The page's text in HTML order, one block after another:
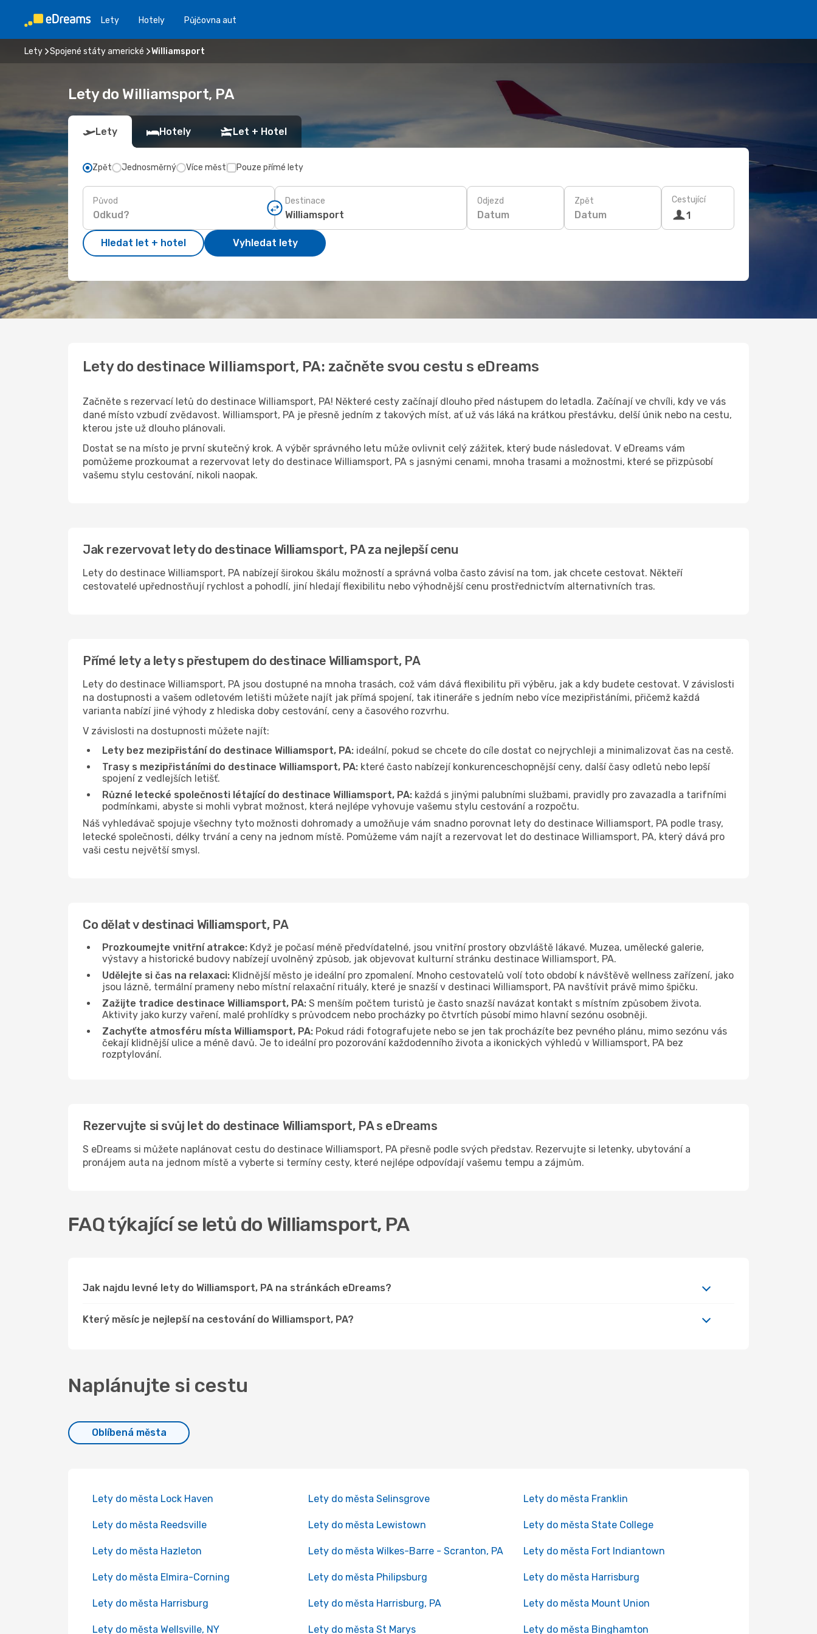
Lety Hotely Půjčovna aut
Lety Spojené státy americké Williamsport
Lety do Williamsport, PA
Lety Hotely Let + Hotel
Zpět Jednosměrný Více měst Pouze přímé lety
Původ Destinace Odjezd
Datum
Zpět
Datum
Cestující
1
Hledat let + hotel Vyhledat lety
Lety do destinace Williamsport, PA: začněte svou cestu s eDreams
Začněte s rezervací letů do destinace Williamsport, PA! Některé cesty začínají dlouho před nástupem do letadla. Začínají ve chvíli, kdy ve vás
dané místo vzbudí zvědavost. Williamsport, PA je přesně jedním z takových míst, ať už vás láká na krátkou přestávku, delší únik nebo na cestu,
kterou jste už dlouho plánovali.
Dostat se na místo je první skutečný krok. A výběr správného letu může ovlivnit celý zážitek, který bude následovat. V eDreams vám
pomůžeme prozkoumat a rezervovat lety do destinace Williamsport, PA s jasnými cenami, mnoha trasami a možnostmi, které se přizpůsobí
vašemu stylu cestování, nikoli naopak.
Jak rezervovat lety do destinace Williamsport, PA za nejlepší cenu
Lety do destinace Williamsport, PA nabízejí širokou škálu možností a správná volba často závisí na tom, jak chcete cestovat. Někteří
cestovatelé upřednostňují rychlost a pohodlí, jiní hledají flexibilitu nebo výhodnější cenu prostřednictvím alternativních tras.
Přímé lety a lety s přestupem do destinace Williamsport, PA
Lety do destinace Williamsport, PA jsou dostupné na mnoha trasách, což vám dává flexibilitu při výběru, jak a kdy budete cestovat. V závislosti
na dostupnosti a vašem odletovém letišti můžete najít jak přímá spojení, tak itineráře s jedním nebo více mezipřistáními, přičemž každá
varianta nabízí jiné výhody z hlediska doby cestování, ceny a časového rozvrhu.
V závislosti na dostupnosti můžete najít:
Lety bez mezipřistání do destinace Williamsport, PA: ideální, pokud se chcete do cíle dostat co nejrychleji a minimalizovat čas na cestě.
Trasy s mezipřistáními do destinace Williamsport, PA: které často nabízejí konkurenceschopnější ceny, další časy odletů nebo lepší
spojení z vedlejších letišť.
Různé letecké společnosti létající do destinace Williamsport, PA: každá s jinými palubními službami, pravidly pro zavazadla a tarifními
podmínkami, abyste si mohli vybrat možnost, která nejlépe vyhovuje vašemu stylu cestování a rozpočtu.
Náš vyhledávač spojuje všechny tyto možnosti dohromady a umožňuje vám snadno porovnat lety do destinace Williamsport, PA podle trasy,
letecké společnosti, délky trvání a ceny na jednom místě. Pomůžeme vám najít a rezervovat let do destinace Williamsport, PA, který dává pro
vaši cestu největší smysl.
Co dělat v destinaci Williamsport, PA
Prozkoumejte vnitřní atrakce: Když je počasí méně předvídatelné, jsou vnitřní prostory obzvláště lákavé. Muzea, umělecké galerie,
výstavy a historické budovy nabízejí uvolněný způsob, jak objevovat kulturní stránku destinace Williamsport, PA.
Udělejte si čas na relaxaci: Klidnější město je ideální pro zpomalení. Mnoho cestovatelů volí toto období k návštěvě wellness zařízení, jako
jsou lázně, termální prameny nebo místní relaxační rituály, které je snazší v destinaci Williamsport, PA navštívit právě mimo špičku.
Zažijte tradice destinace Williamsport, PA: S menším počtem turistů je často snazší navázat kontakt s místním způsobem života.
Aktivity jako kurzy vaření, malé prohlídky s průvodcem nebo procházky po čtvrtích působí mimo hlavní sezónu osobněji.
Zachyťte atmosféru místa Williamsport, PA: Pokud rádi fotografujete nebo se jen tak procházíte bez pevného plánu, mimo sezónu vás
čekají klidnější ulice a méně davů. Je to ideální pro pozorování každodenního života a ikonických výhledů v Williamsport, PA bez
rozptylování.
Rezervujte si svůj let do destinace Williamsport, PA s eDreams
S eDreams si můžete naplánovat cestu do destinace Williamsport, PA přesně podle svých představ. Rezervujte si letenky, ubytování a
pronájem auta na jednom místě a vyberte si termíny cesty, které nejlépe odpovídají vašemu tempu a zájmům.
FAQ týkající se letů do Williamsport, PA
Jak najdu levné lety do Williamsport, PA na stránkách eDreams?
Který měsíc je nejlepší na cestování do Williamsport, PA?
Naplánujte si cestu
Oblíbená města
Lety do města Lock Haven Lety do města Selinsgrove Lety do města Franklin
Lety do města Reedsville Lety do města Lewistown Lety do města State College
Lety do města Hazleton Lety do města Wilkes-Barre - Scranton, PA Lety do města Fort Indiantown
Lety do města Elmira-Corning Lety do města Philipsburg Lety do města Harrisburg
Lety do města Harrisburg Lety do města Harrisburg, PA Lety do města Mount Union
Lety do města Wellsville, NY Lety do města St Marys Lety do města Binghamton